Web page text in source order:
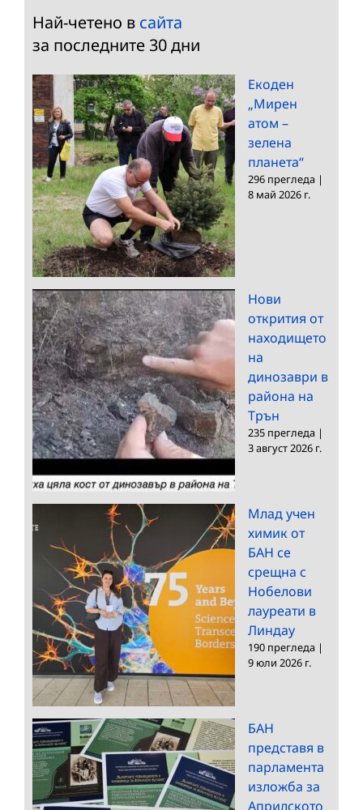
Най-четено в сайта
за последните 30 дни
Екоден
„Мирен
атом –
зелена
планета“
296 прегледа |
8 май 2026 г.
Нови
открития от
находището
на
динозаври в
района на
Трън
235 прегледа |
3 август 2026 г.
Млад учен
химик от
БАН се
срещна с
Нобелови
лауреати в
Линдау
190 прегледа |
9 юли 2026 г.
БАН
представя в
парламента
изложба за
Априлското